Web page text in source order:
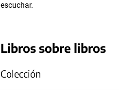
escuchar.
Libros sobre libros
Colección